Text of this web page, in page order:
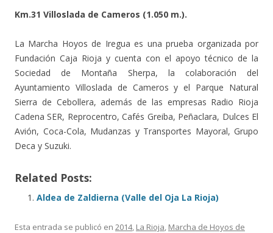
Km.31 Villoslada de Cameros (1.050 m.).
La Marcha Hoyos de Iregua es una prueba organizada por
Fundación Caja Rioja y cuenta con el apoyo técnico de la
Sociedad de Montaña Sherpa, la colaboración del
Ayuntamiento Villoslada de Cameros y el Parque Natural
Sierra de Cebollera, además de las empresas Radio Rioja
Cadena SER, Reprocentro, Cafés Greiba, Peñaclara, Dulces El
Avión, Coca-Cola, Mudanzas y Transportes Mayoral, Grupo
Deca y Suzuki.
Related Posts:
Aldea de Zaldierna (Valle del Oja La Rioja)
Esta entrada se publicó en 2014, La Rioja, Marcha de Hoyos de